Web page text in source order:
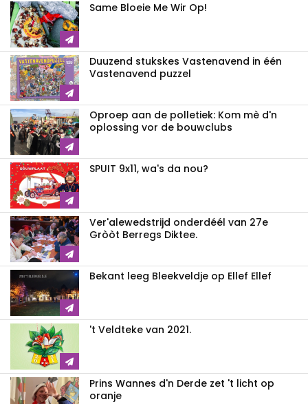
Same Bloeie Me Wir Op!
Duuzend stukskes Vastenavend in één
Vastenavend puzzel
Oproep aan de polletiek: Kom mè d'n
oplossing vor de bouwclubs
SPUIT 9x11, wa's da nou?
Ver'alewedstrijd onderdéél van 27e
Gròòt Berregs Diktee.
Bekant leeg Bleekveldje op Ellef Ellef
't Veldteke van 2021.
Prins Wannes d'n Derde zet 't licht op
oranje